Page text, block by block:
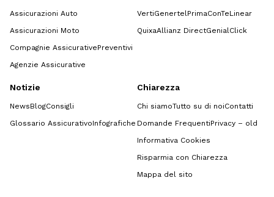
Assicurazioni Auto
Assicurazioni Moto
Compagnie AssicurativePreventivi
Agenzie Assicurative
VertiGenertel PrimaConTeLinear
QuixaAllianz DirectGenialClick
Notizie
NewsBlogConsigli
Glossario AssicurativoInfografiche
Chiarezza
Chi siamoTutto su di noiContatti
Domande FrequentiPrivacy – old
Informativa Cookies
Risparmia con Chiarezza
Mappa del sito